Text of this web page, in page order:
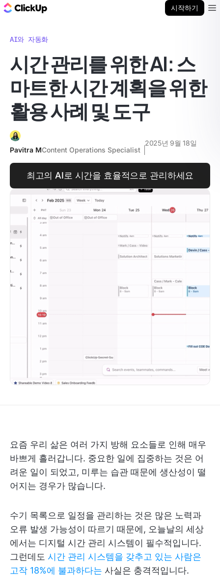
시작하기
AI와 자동화
시간 관리를 위한 AI: 스
마트한 시간 계획을 위한
활용 사례 및 도구
Pavitra MContent Operations Specialist
2025년 9월 18일
최고의 AI로 시간을 효율적으로 관리하세요
요즘 우리 삶은 여러 가지 방해 요소들로 인해 매우
바쁘게 흘러갑니다. 중요한 일에 집중하는 것은 어
려운 일이 되었고, 미루는 습관 때문에 생산성이 떨
어지는 경우가 많습니다.
수기 목록으로 일정을 관리하는 것은 많은 노력과
오류 발생 가능성이 따르기 때문에, 오늘날의 세상
에서는 디지털 시간 관리 시스템이 필수적입니다.
그런데도 시간 관리 시스템을 갖추고 있는 사람은
고작 18%에 불과하다는 사실은 충격적입니다.